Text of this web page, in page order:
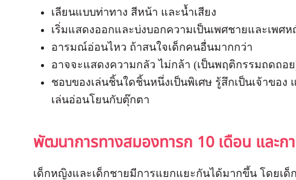
เลียนแบบท่าทาง สีหน้า และน้ำเสียง
เริ่มแสดงออกและบ่งบอกความเป็นเพศชายและเพศห
อารมณ์อ่อนไหว ถ้าสนใจเด็กคนอื่นมากกว่า
อาจจะแสดงความกลัว ไม่กล้า (เป็นพฤติกรรมถดถอ
ชอบของเล่นชิ้นใดชิ้นหนึ่งเป็นพิเศษ รู้สึกเป็นเจ้าของ
เล่นอ่อนโยนกับตุ๊กตา
พัฒนาการทางสมองทารก 10 เดือน และ
เด็กหญิงและเด็กชายมีการแยกแยะกันได้มากขึ้น โดยเ